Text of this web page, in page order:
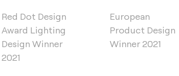
Red Dot Design
Award Lighting
Design Winner
2021
European
Product Design
Winner 2021